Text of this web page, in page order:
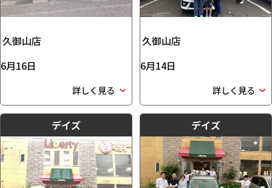
久御山店
6月16日
詳しく見る
久御山店
6月14日
詳しく見る
デイズ デイズ